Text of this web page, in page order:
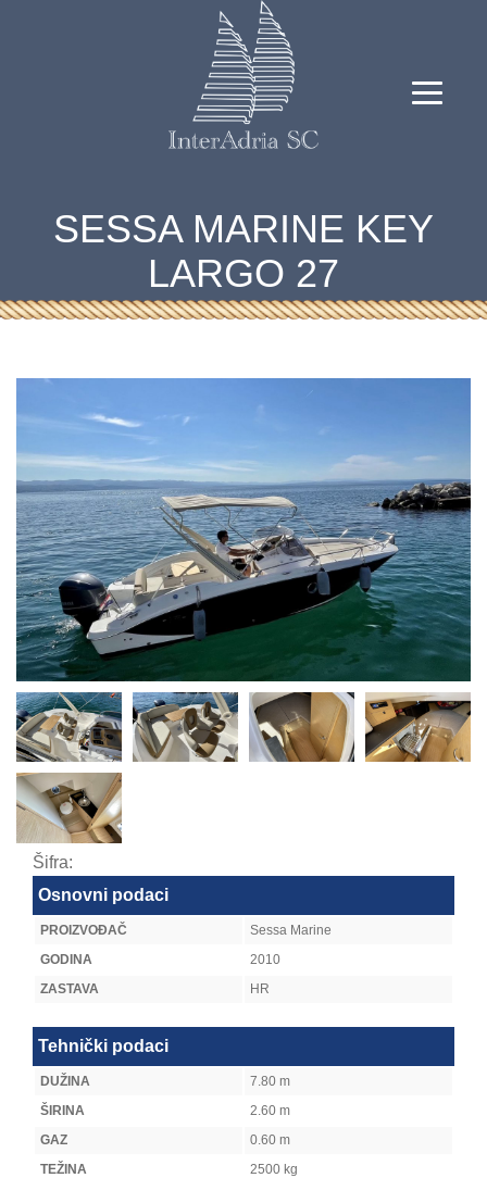
SESSA MARINE KEY
LARGO 27
Šifra:
Osnovni podaci
PROIZVOĐAČ
Sessa Marine
GODINA
2010
ZASTAVA
HR
Tehnički podaci
DUŽINA
7.80 m
ŠIRINA
2.60 m
GAZ
0.60 m
TEŽINA
2500 kg